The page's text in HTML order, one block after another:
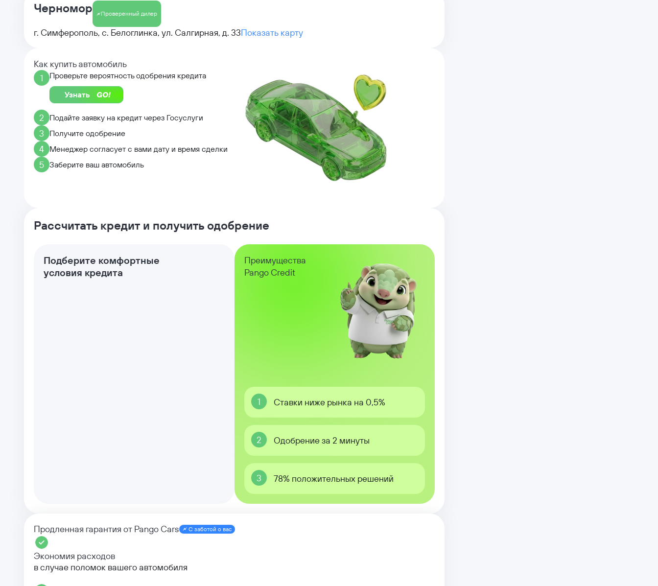
Черномор Проверенный дилер
г. Симферополь, с. Белоглинка, ул. Салгирная, д. 33Показать карту
Как купить автомобиль
1
Проверьте вероятность одобрения кредита
Узнать
2 Подайте заявку на кредит через Госуслуги
3 Получите одобрение
4 Менеджер согласует с вами дату и время сделки
5 Заберите ваш автомобиль
Рассчитать кредит и получить одобрение
Подберите комфортные
условия кредита
Преимущества
Pango Credit
1 Ставки ниже рынка на 0,5%
2 Одобрение за 2 минуты
3 78% положительных решений
Продленная гарантия от Pango Cars С заботой о вас
Экономия расходов
в случае поломок вашего автомобиля